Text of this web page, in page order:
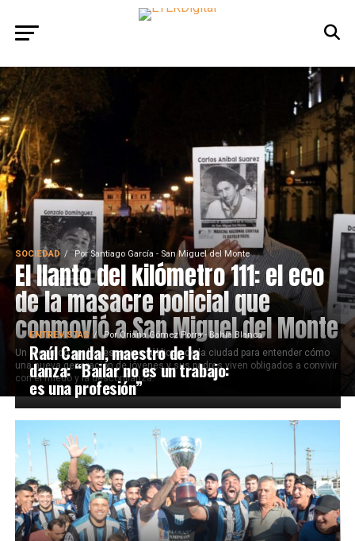
SOCIEDAD Por Santiago García - San Miguel del Monte
El llanto del kilómetro 111: el eco
de la masacre policial que
conmovió a San Miguel del Monte
Un recorrido por los espacios públicos de la ciudad para entender cómo
una nueva generación de jóvenes y sus padres viven obligados a convivir
con el miedo y la desconfianza.
ENTREVISTAS Por Oriana Gómez Porra - Bahía Blanca
Raúl Candal, maestro de la
danza: “Bailar no es un trabajo:
es una profesión”